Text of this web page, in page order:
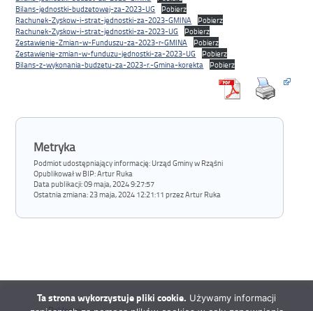
Bilans-jednostki-budzetowej-za-2023-UG
Pobierz
Rachunek-Zyskow-i-strat-jednostki-za-2023-GMINA
Pobierz
Rachunek-Zyskow-i-strat-jednostki-za-2023-UG
Pobierz
Zestawienie-Zmian-w-Funduszu-za-2023-r-GMINA
Pobierz
Zestawienie-zmian-w-funduzu-jednostki-za-2023-UG
Pobierz
Bilans-z-wykonania-budzetu-za-2023-r.-Gmina-korekta
Pobierz
Metryka
Podmiot udostępniający informację: Urząd Gminy w Rząśni
Opublikował w BIP:Artur Ruka
Data publikacji:09 maja, 2024 9:27:57
Ostatnia zmiana:23 maja, 2024 12:21:11 przez Artur Ruka
Ta strona wykorzystuje pliki cookie. Używamy informacji